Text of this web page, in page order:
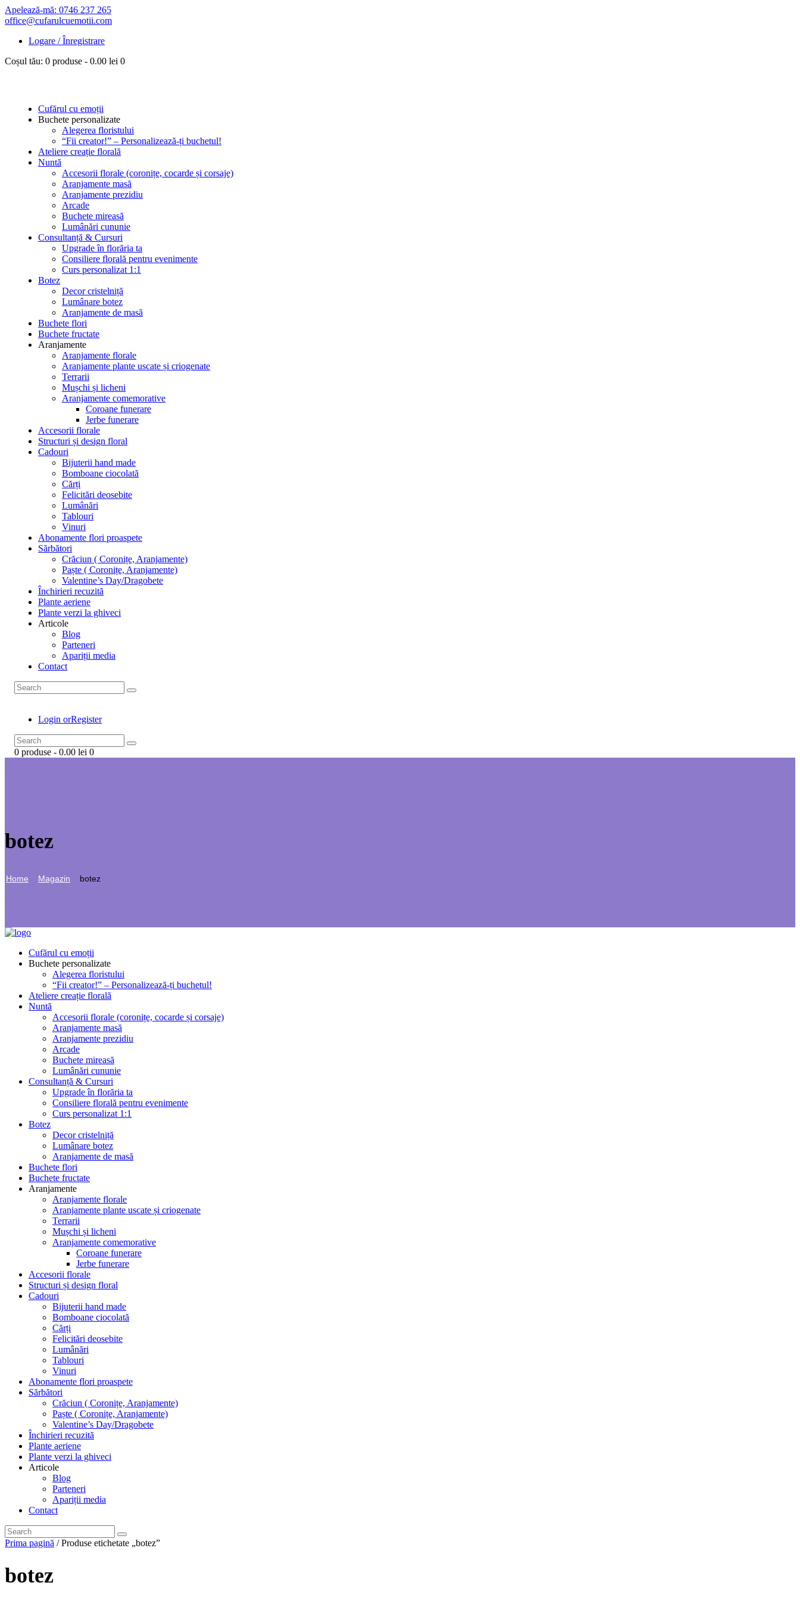
Apelează-mă: 0746 237 265
office@cufarulcuemotii.com
Logare / Înregistrare
Coșul tău: 0 produse - 0.00 lei 0
Cufărul cu emoții
Buchete personalizate
Alegerea floristului
“Fii creator!” – Personalizează-ți buchetul!
Ateliere creație florală
Nuntă
Accesorii florale (coronițe, cocarde și corsaje)
Aranjamente masă
Aranjamente prezidiu
Arcade
Buchete mireasă
Lumânări cununie
Consultanță & Cursuri
Upgrade în florăria ta
Consiliere florală pentru evenimente
Curs personalizat 1:1
Botez
Decor cristelniță
Lumânare botez
Aranjamente de masă
Buchete flori
Buchete fructate
Aranjamente
Aranjamente florale
Aranjamente plante uscate și criogenate
Terrarii
Mușchi și licheni
Aranjamente comemorative
Coroane funerare
Jerbe funerare
Accesorii florale
Structuri și design floral
Cadouri
Bijuterii hand made
Bomboane ciocolată
Cărți
Felicitări deosebite
Lumânări
Tablouri
Vinuri
Abonamente flori proaspete
Sărbători
Crăciun ( Coronițe, Aranjamente)
Paște ( Coronițe, Aranjamente)
Valentine’s Day/Dragobete
Închirieri recuzită
Plante aeriene
Plante verzi la ghiveci
Articole
Blog
Parteneri
Apariții media
Contact
Login orRegister
0 produse - 0.00 lei 0
botez
Home Magazin Botez
Cufărul cu emoții
Buchete personalizate
Alegerea floristului
“Fii creator!” – Personalizează-ți buchetul!
Ateliere creație florală
Nuntă
Accesorii florale (coronițe, cocarde și corsaje)
Aranjamente masă
Aranjamente prezidiu
Arcade
Buchete mireasă
Lumânări cununie
Consultanță & Cursuri
Upgrade în florăria ta
Consiliere florală pentru evenimente
Curs personalizat 1:1
Botez
Decor cristelniță
Lumânare botez
Aranjamente de masă
Buchete flori
Buchete fructate
Aranjamente
Aranjamente florale
Aranjamente plante uscate și criogenate
Terrarii
Mușchi și licheni
Aranjamente comemorative
Coroane funerare
Jerbe funerare
Accesorii florale
Structuri și design floral
Cadouri
Bijuterii hand made
Bomboane ciocolată
Cărți
Felicitări deosebite
Lumânări
Tablouri
Vinuri
Abonamente flori proaspete
Sărbători
Crăciun ( Coronițe, Aranjamente)
Paște ( Coronițe, Aranjamente)
Valentine’s Day/Dragobete
Închirieri recuzită
Plante aeriene
Plante verzi la ghiveci
Articole
Blog
Parteneri
Apariții media
Contact
Prima pagină / Produse etichetate „botez”
botez